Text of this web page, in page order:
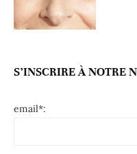
S’INSCRIRE À NOTRE
email*: